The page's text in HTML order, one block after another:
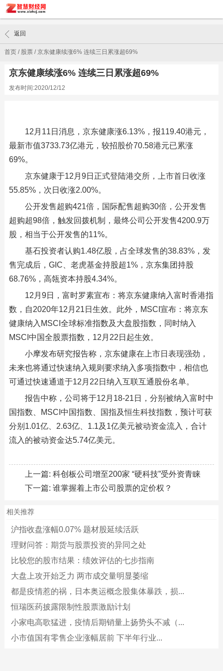
首页/ 股票/京东健康续涨6% 连续三日累涨超69%
返回
京东健康续涨6% 连续三日累涨超69%
发布时间:2020/12/12
12月11日消息，京东健康涨6.13%，报119.40港元，
最新市值3733.73亿港元，较招股价70.58港元已累涨
69%。
京东健康于12月9日正式登陆港交所，上市首日收涨
55.85%，次日收涨2.00%。
公开发售超购421倍，国际配售超购30倍，公开发售
超购超98倍，触发回拨机制，最终公司公开发售4200.9万
股，相当于公开发售的11%。
基石投资者认购1.48亿股，占全球发售的38.83%，发
售完成后，GIC、老虎基金持股超1%，京东集团持股
68.76%，高瓴资本持股4.34%。
12月9日，富时罗素宣布：将京东健康纳入富时香港指
数，自2020年12月21日生效。此外，MSCI宣布：将京东
健康纳入MSCI全球标准指数及大盘股指数，同时纳入
MSCI中国全股票指数，12月22日起生效。
小摩发布研究报告称，京东健康在上市日表现强劲，
未来也将通过快速纳入规则要求纳入多项指数中，相信也
可通过快速通道于12月22日纳入互联互通股份名单。
报告中称，公司将于12月18-21日，分别被纳入富时中
国指数、MSCI中国指数、国指及恒生科技指数，预计可获
分别1.01亿、2.63亿、1.1及1亿美元被动资金流入，合计
流入的被动资金达5.74亿美元。
上一篇: 科创板公司增至200家 “硬科技”受外资青睐
下一篇: 谁掌握着上市公司股票的定价权？
相关推荐
沪指收盘涨幅0.07% 题材股延续活跃
理财问答：期货与股票投资的异同之处
比较您的股市结果：绩效评估的七步指南
大盘上攻开始乏力 两市成交量明显萎缩
都是疫情惹的祸，日本奥运概念股集体暴跌，损...
恒瑞医药披露限制性股票激励计划
小家电高歌猛进，疫情后期销量上扬势头不减（...
小市值国有零售企业涨幅居前 下半年行业...